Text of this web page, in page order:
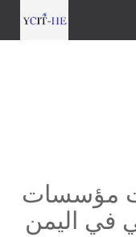
مؤسسات
في اليمن